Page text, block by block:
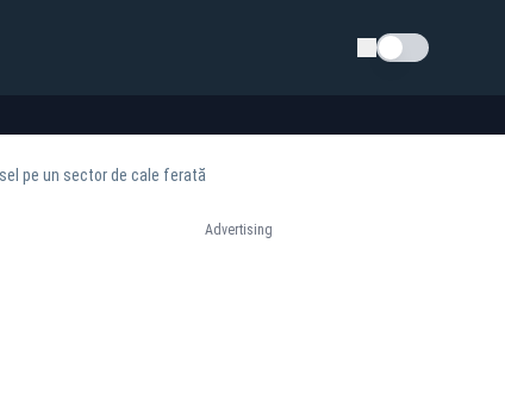
Schimba tema
pe un sector de cale ferată
Advertising